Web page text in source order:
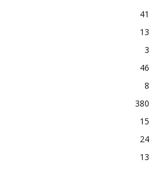
41
13
3
46
8
380
15
24
13